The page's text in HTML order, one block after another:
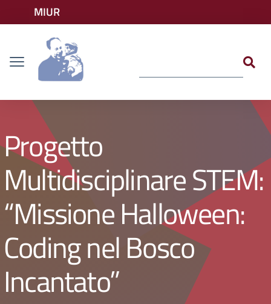
Vai ai contenuti
Vai al menu di navigazione
Vai al footer
MIUR
Progetto
Multidisciplinare STEM:
“Missione Halloween:
Coding nel Bosco
Incantato”